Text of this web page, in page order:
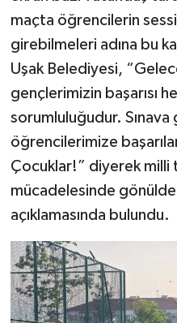
maçta öğrencilerin
girebilmeleri adına bu
Uşak Belediyesi,
gençlerimizin başarısı
sorumluluğudur.
öğrencilerimize
Çocuklar!” diyerek milli
mücadelesinde
açıklamasında bulundu.